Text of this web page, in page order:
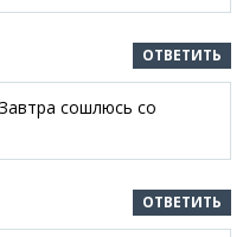
ОТВЕТИТЬ
сошлюсь со
ОТВЕТИТЬ